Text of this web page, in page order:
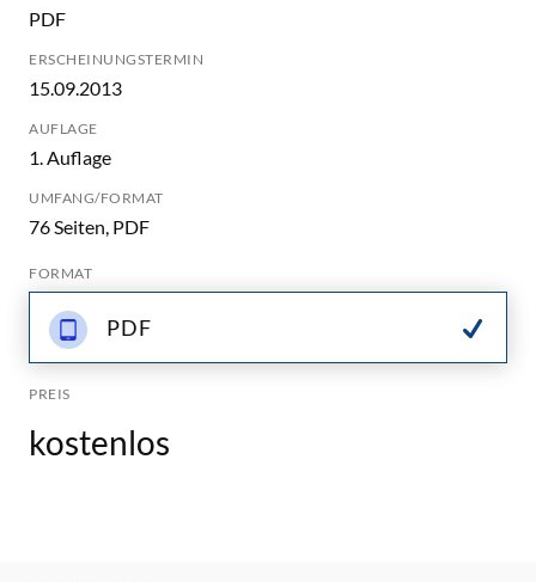
PDF
ERSCHEINUNGSTERMIN
15.09.2013
AUFLAGE
1. Auflage
UMFANG/FORMAT
76 Seiten, PDF
FORMAT
PDF
PREIS
kostenlos